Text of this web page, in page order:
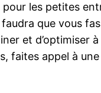
pour les petites
que vous
et
faites appel à